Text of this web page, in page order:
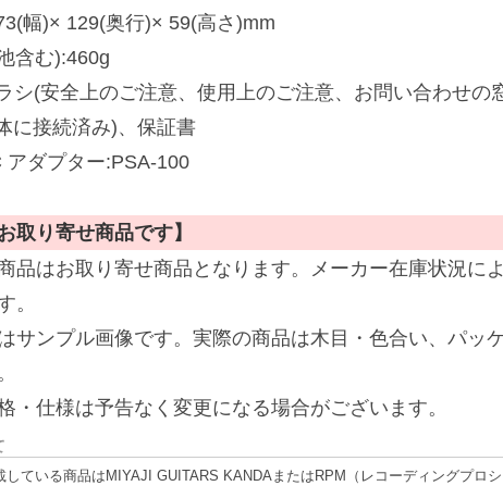
幅)× 129(奥行)× 59(高さ)mm
含む):460g
シ(安全上のご注意、使用上のご注意、お問い合わせの
に接続済み)、保証書
アダプター:PSA-100
取り寄せ商品です】
品はお取り寄せ商品となります。メーカー在庫状況に
。
サンプル画像です。実際の商品は木目・色合い、パッ
・仕様は予告なく変更になる場合がございます。
している商品はMIYAJI GUITARS KANDAまたはRPM（レコーディングプロ